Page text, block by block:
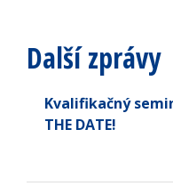
Další zprávy
Kvalifikačný
THE DATE!